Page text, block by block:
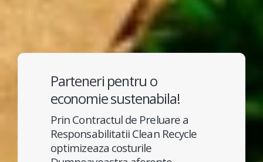
Parteneri pentru o
economie sustenabila!
Prin Contractul de Preluare a
Responsabilitatii Clean Recycle
optimizeaza costurile